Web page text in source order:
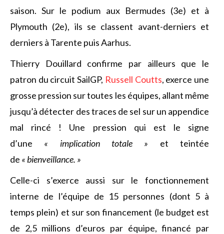
saison. Sur le podium aux Bermudes (3e) et à
Plymouth (2e), ils se classent avant-derniers et
derniers à Tarente puis Aarhus.
Thierry Douillard confirme par ailleurs que le
patron du circuit SailGP, Russell Coutts, exerce une
grosse pression sur toutes les équipes, allant même
jusqu’à détecter des traces de sel sur un appendice
mal rincé ! Une pression qui est le signe
d’une « implication totale » et teintée
de « bienveillance. »
Celle-ci s’exerce aussi sur le fonctionnement
interne de l’équipe de 15 personnes (dont 5 à
temps plein) et sur son financement (le budget est
de 2,5 millions d’euros par équipe, financé par